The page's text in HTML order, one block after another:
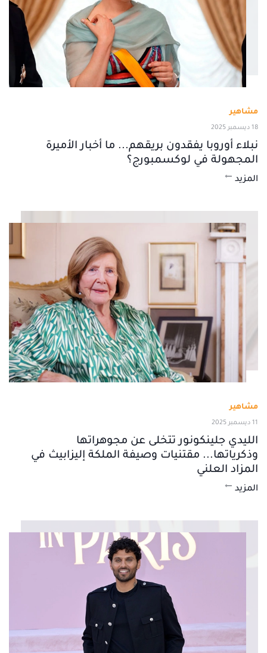
مشاهير
18 ديسمبر 2025
نبلاء أوروبا يفقدون بريقهم... ما أخبار الأميرة
المجهولة في لوكسمبورج؟
المزيد
مشاهير
11 ديسمبر 2025
الليدي جلينكونور تتخلى عن مجوهراتها
وذكرياتها... مقتنيات وصيفة الملكة إليزابيث في
المزاد العلني
المزيد